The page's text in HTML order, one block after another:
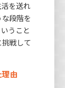
を送れ
段階を
うこと
戦して
理由